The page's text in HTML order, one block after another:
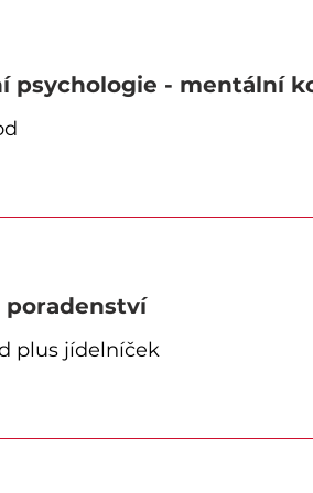
psychologie - mentální
poradenství
plus jídelníček